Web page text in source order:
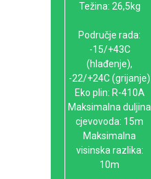
Težina: 26,5kg
Područje rada:
-15/+43C
(hlađenje),
-22/+24C (grijanje)
Eko plin: R-410A
Maksimalna duljina
cjevovoda: 15m
Maksimalna
visinska razlika:
10m